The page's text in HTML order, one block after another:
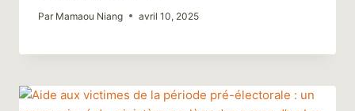
Par Mamaou Niang avril 10, 2025